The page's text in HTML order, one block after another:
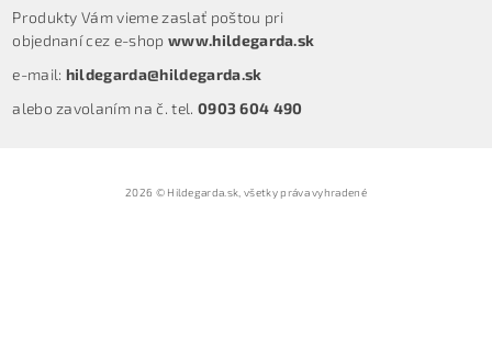
Produkty Vám vieme zaslať poštou pri
objednaní cez e-shop www.hildegarda.sk
e-mail: hildegarda@hildegarda.sk
alebo zavolaním na č. tel. 0903 604 490
2026 © Hildegarda.sk, všetky práva vyhradené